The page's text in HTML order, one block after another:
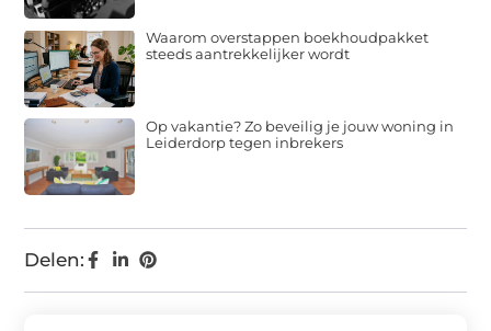
Delen:
Waarom overstappen boekhoudpakket
steeds aantrekkelijker wordt
Op vakantie? Zo beveilig je jouw woning in
Leiderdorp tegen inbrekers